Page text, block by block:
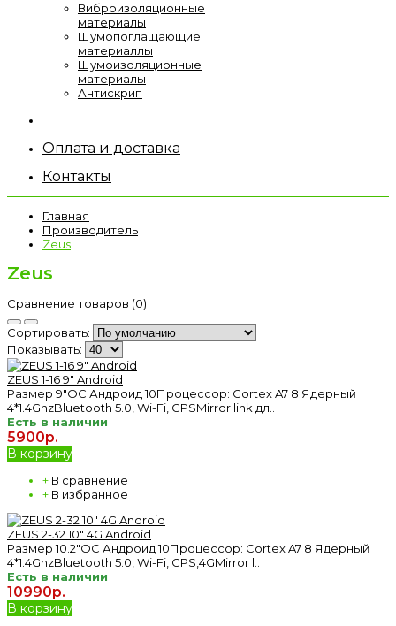
Виброизоляционные
материалы
Шумопоглащающие
материаллы
Шумоизоляционные
материалы
Антискрип
Оплата и доставка
Контакты
Главная
Производитель
Zeus
Zeus
Сравнение товаров (0)
Сортировать:
Показывать:
ZEUS 1-16 9" Android
Размер 9"ОС Андроид 10Процессор: Cortex A7 8 Ядерный
4*1.4GhzBluetooth 5.0, Wi-Fi, GPSMirror link дл..
Есть в наличии
5900р.
В корзину
+ В сравнение
+ В избранное
ZEUS 2-32 10" 4G Android
Размер 10.2"ОС Андроид 10Процессор: Cortex A7 8 Ядерный
4*1.4GhzBluetooth 5.0, Wi-Fi, GPS,4GMirror l..
Есть в наличии
10990р.
В корзину